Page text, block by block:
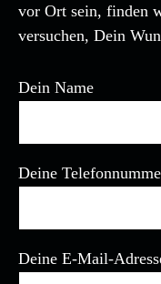
vor Ort sein, finden
versuchen, Dein
Dein Name
Deine
Deine E-Mail-